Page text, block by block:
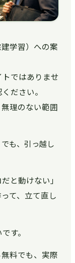
学習）への案
ではありませ
ださい。
理のない範囲
も、引っ越し
と動けない」
て、立て直し
す。
料でも、実際